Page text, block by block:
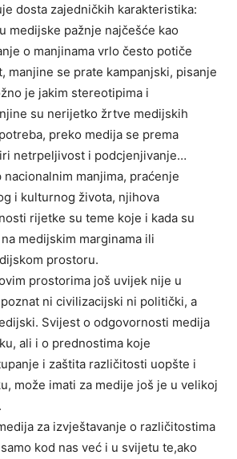
dosta zajedničkih karakteristika:
medijske pažnje najčešće kao
o manjinama vrlo često potiče
manjine se prate kampanjski, pisanje
je jakim stereotipima i
su nerijetko žrtve medijskih
preko medija se prema
netrpeljivost i podcjenjivanje…
manjima, praćenje
i kulturnog života, njihova
rijetke su teme koje i kada su
medijskim marginama ili
prostoru.
prostorima još uvijek nije u
ni civilizacijski ni politički, a
Svijest o odgovornosti medija
ali i o prednostima koje
i zaštita različitosti uopšte i
može imati za medije još je u velikoj
za izvještavanje o različitostima
kod nas već i u svijetu te,ako